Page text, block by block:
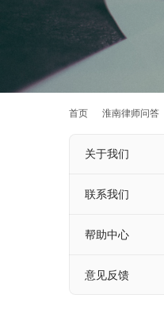
首页 淮南律师问答
关于我们
联系我们
帮助中心
意见反馈